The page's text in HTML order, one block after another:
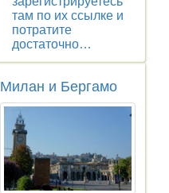
там по их ссылке и
потратите
достаточно…
Милан и Бергамо